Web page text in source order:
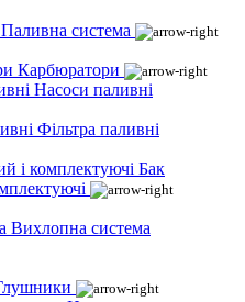
Паливна система
Карбюратори
Насоси паливні
Фільтра паливні
Бак
Вихлопна система